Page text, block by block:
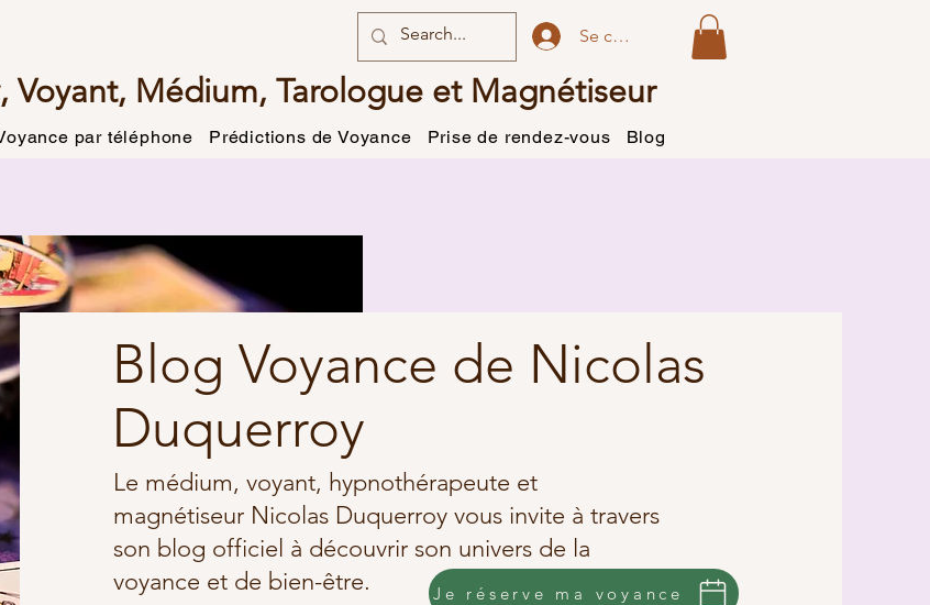
Se connecter
Voyant, Médium, Tarologue et Magnétiseur
par téléphone Prédictions de Voyance Prise de rendez-vous Blog
Blog Voyance de Nicolas
Duquerroy
Le médium, voyant, hypnothérapeute et
magnétiseur Nicolas Duquerroy vous invite à travers
son blog officiel à découvrir son univers de la
voyance et de bien-être.
Je réserve ma voyance